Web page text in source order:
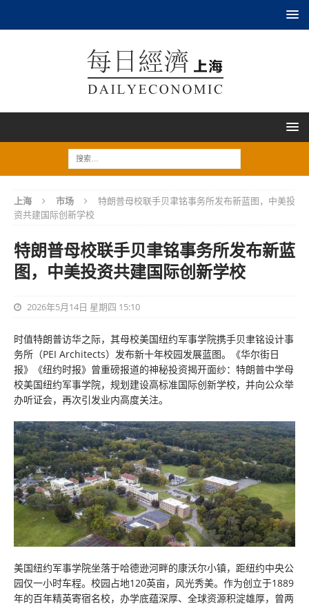
上海 市场
特朗普母校联手贝聿铭事务所发布新蓝图，中美投
资共建国际创新学校
特朗普母校联手贝聿铭事务所发布新蓝
图，中美投资共建国际创新学校
2026年5月14日 星期四 15:10
时值特朗普访华之际，其母校美国纽约军事学院携手贝聿铭设计事
务所（PEI Architects）发布新十年校园发展蓝图。《华尔街日
报》《纽约时报》曾重磅报道的神秘投资揭开面纱：特朗普中学母
校美国纽约军事学院，规划建设高标准国际创新学校，并向公众举
办听证会，再次引发业内高度关注。
美国纽约军事学院坐落于哈德逊河畔的康沃尔小镇，距纽约中央公
园仅一小时车程。校园占地120英亩，风光秀美。作为创立于1889
年的百年精英寄宿名校，办学底蕴深厚、全球资源积淀雄厚，曾两